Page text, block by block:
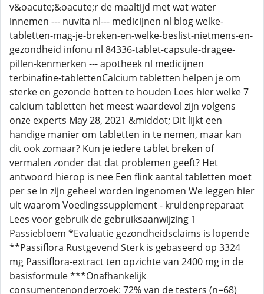
v&oacute;&oacute;r de maaltijd met wat water
innemen --- nuvita nl--- medicijnen nl blog welke-
tabletten-mag-je-breken-en-welke-beslist-nietmens-en-
gezondheid infonu nl 84336-tablet-capsule-dragee-
pillen-kenmerken --- apotheek nl medicijnen
terbinafine-tablettenCalcium tabletten helpen je om
sterke en gezonde botten te houden Lees hier welke 7
calcium tabletten het meest waardevol zijn volgens
onze experts May 28, 2021 &middot; Dit lijkt een
handige manier om tabletten in te nemen, maar kan
dit ook zomaar? Kun je iedere tablet breken of
vermalen zonder dat dat problemen geeft? Het
antwoord hierop is nee Een flink aantal tabletten moet
per se in zijn geheel worden ingenomen We leggen hier
uit waarom Voedingssupplement - kruidenpreparaat
Lees voor gebruik de gebruiksaanwijzing 1
Passiebloem *Evaluatie gezondheidsclaims is lopende
**Passiflora Rustgevend Sterk is gebaseerd op 3324
mg Passiflora-extract ten opzichte van 2400 mg in de
basisformule ***Onafhankelijk
consumentenonderzoek: 72% van de testers (n=68)